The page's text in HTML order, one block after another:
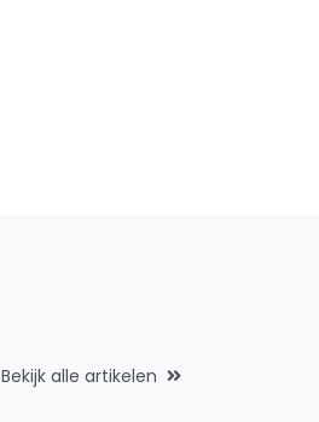
Bekijk alle artikelen